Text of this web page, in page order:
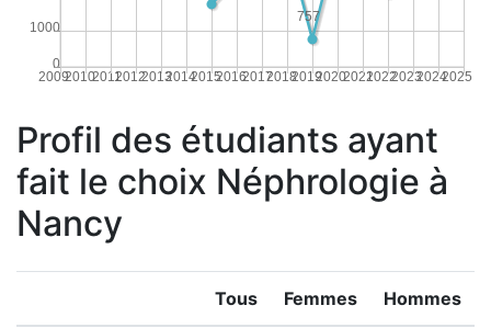
20092010201120122013201420152016201720182019202020212022202320242025
0
1000
757
Profil des étudiants ayant
fait le choix Néphrologie à
Nancy
Tous Femmes Hommes